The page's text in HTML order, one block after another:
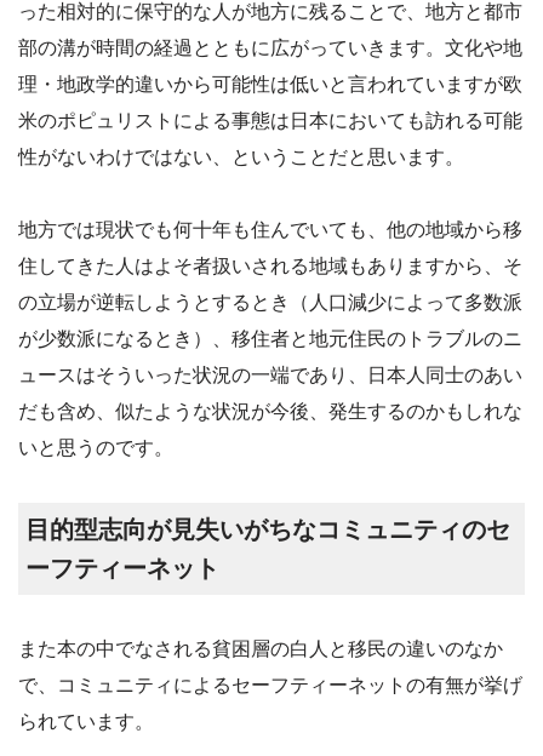
った相対的に保守的な人が地方に残ることで、地方と都市
部の溝が時間の経過とともに広がっていきます。文化や地
理・地政学的違いから可能性は低いと言われていますが欧
米のポピュリストによる事態は日本においても訪れる可能
性がないわけではない、ということだと思います。
地方では現状でも何十年も住んでいても、他の地域から移
住してきた人はよそ者扱いされる地域もありますから、そ
の立場が逆転しようとするとき（人口減少によって多数派
が少数派になるとき）、移住者と地元住民のトラブルのニ
ュースはそういった状況の一端であり、日本人同士のあい
だも含め、似たような状況が今後、発生するのかもしれな
いと思うのです。
目的型志向が見失いがちなコミュニティのセ
ーフティーネット
また本の中でなされる貧困層の白人と移民の違いのなか
で、コミュニティによるセーフティーネットの有無が挙げ
られています。